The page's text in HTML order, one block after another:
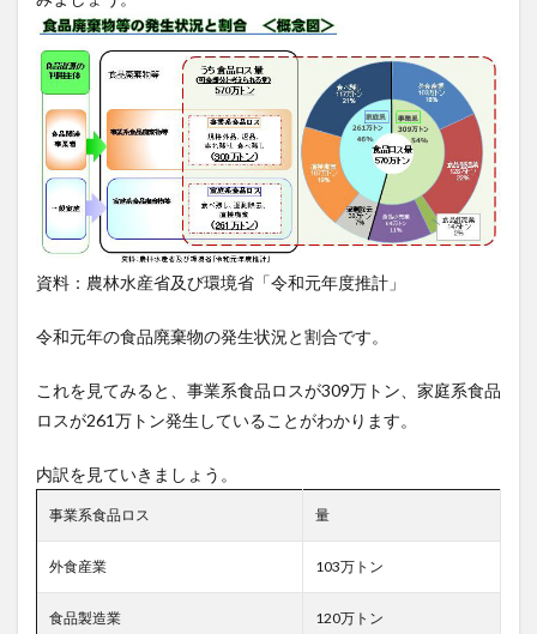
商慣
習見
直し
5.3
フー
ドド
ライ
ブ・
フー
ドバ
の活
5.4
する
5.5
取り
5.6
物す
る前
蔵庫
資料：農林水産省及び環境省「令和元年度推計」
令和元年の食品廃棄物の発生状況と割合です。
これを見てみると、事業系食品ロスが309万トン、家庭系食品
ロスが261万トン発生していることがわかります。
内訳を見ていきましょう。
事業系食品ロス 量
外食産業 103万トン
食品製造業 120万トン